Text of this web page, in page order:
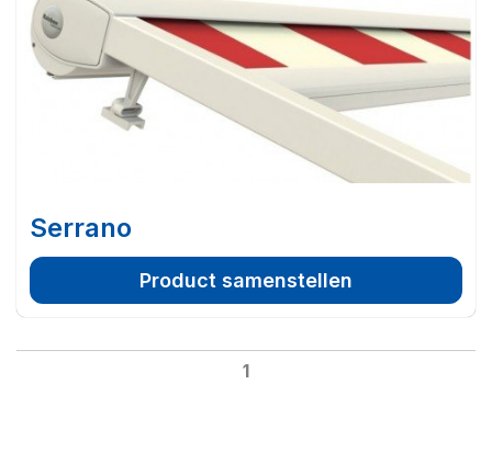
Serrano
Product samenstellen
1